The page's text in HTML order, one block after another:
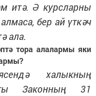
итә. Ә курсларны
бер ай үткәч
ала.
тора алалармы яки
халыкның
Законның 31